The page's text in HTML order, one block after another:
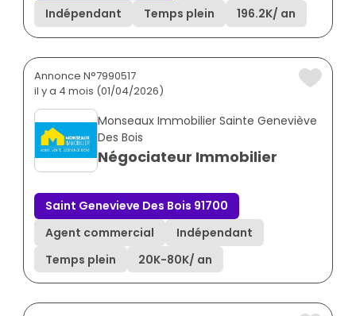
Indépendant
Temps plein 196.2K/ an
Annonce N°7990517
il y a 4 mois (01/04/2026)
Monseaux Immobilier Sainte Geneviève
Des Bois
Négociateur Immobilier
Saint Genevieve Des Bois 91700
Agent commercial
Indépendant
Temps plein
20K-80K/ an